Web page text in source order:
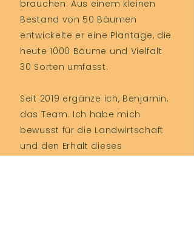
brauchen. Aus einem kleinen
Bestand von 50 Bäumen
entwickelte er eine Plantage, die
heute 1000 Bäume und Vielfalt
30 Sorten umfasst.
Seit 2019 ergänze ich, Benjamin,
das Team. Ich habe mich
bewusst für die Landwirtschaft
und den Erhalt dieses